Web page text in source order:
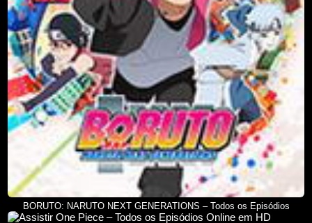
BORUTO: NARUTO NEXT GENERATIONS – Todos os Episódios